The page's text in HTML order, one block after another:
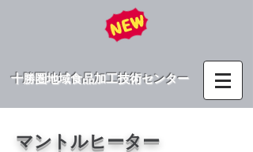
十勝圏地域食品加工技術センター
​マントルヒーター